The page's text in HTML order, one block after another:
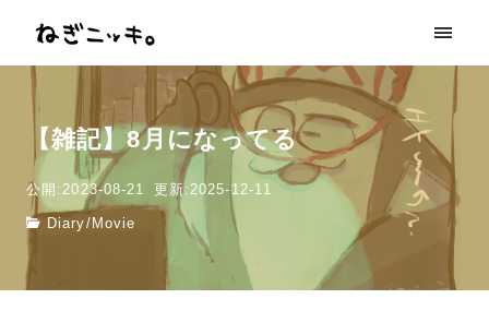
【雑記】8月になってる
公開:2023-08-21 更新:2025-12-11
Diary/ Movie